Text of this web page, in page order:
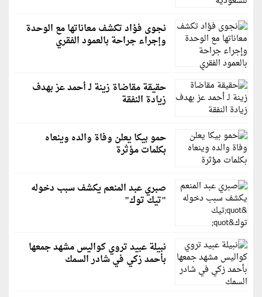
نجوى فؤاد تكشف معاناتها مع الوحدة
وإجراء جراحة بالعمود الفقري
حقيقة مقاضاة زينة لـ أحمد عز بهدف
زيادة النفقة
حمو بيكا يعلن وفاة والده وينعاه
بكلمات مؤثرة
صبري عبد المنعم يكشف سبب دخوله
"تيك توك"
نبيلة عبيد تروي كواليس مشهد جمعها
بأحمد زكي في شادر السمك